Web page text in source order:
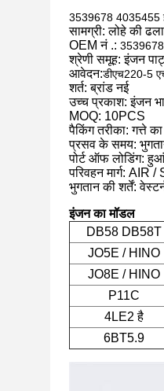
3539678 4035455
सामग्री: लोहे की
OEM नं .:
श्रेणी समूह: इंजन
आवेदन:डीएच220-5
शर्त: ब्रांड नई
उच्च प्रकाश: इंजन
MOQ: 10PCS
पैकिंग तरीका: गत्ते का
प्रसव के समय:
पोर्ट ऑफ लोडिंग:
परिवहन मार्ग: AIR
भुगतान की शर्तें:
इंजन का मॉडल
DB58 DB58T
JO5E / HINO
JO8E / HINO
P11C
4LE2 है
6BT5.9